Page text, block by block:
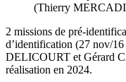
(Thierry
2 missions de pré-
d’identification (27 nov/
DELICOURT et Gérard
réalisation en 2024.